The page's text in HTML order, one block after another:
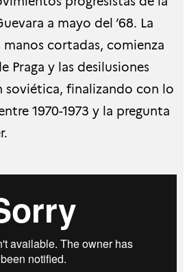
a mayo del ’68. La
manos cortadas, comienza
Praga y las desilusiones
soviética, finalizando con lo
1970-1973 y la pregunta